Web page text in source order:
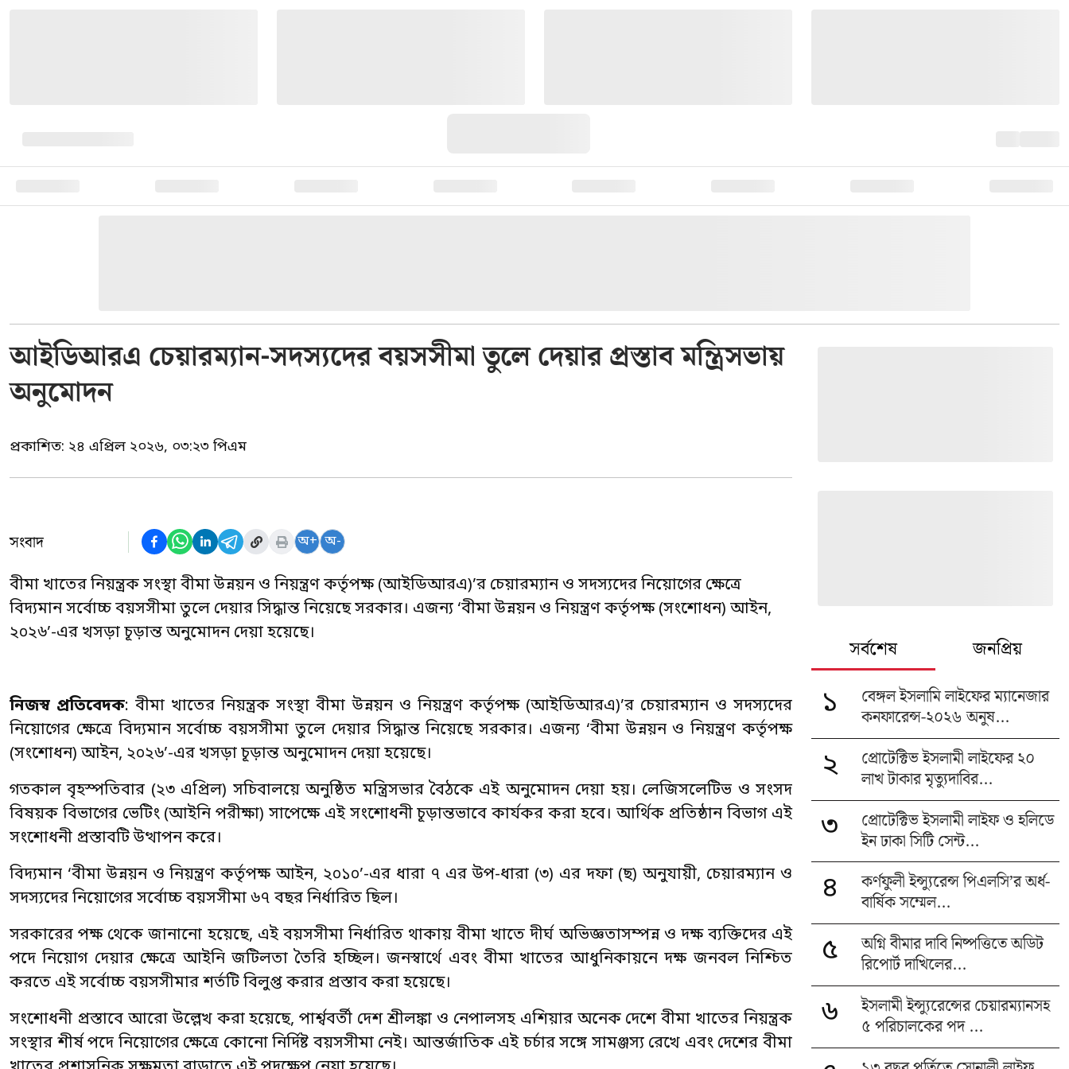
আইডিআরএ চেয়ারম্যান-সদস্যদের বয়সসীমা তুলে দেয়ার প্রস্তাব মন্ত্রিসভায়
অনুমোদন
প্রকাশিত: ২৪ এপ্রিল ২০২৬, ০৩:২৩ পিএম
সংবাদ অ+ অ-
বীমা খাতের নিয়ন্ত্রক সংস্থা বীমা উন্নয়ন ও নিয়ন্ত্রণ কর্তৃপক্ষ (আইডিআরএ)’র চেয়ারম্যান ও সদস্যদের নিয়োগের ক্ষেত্রে
বিদ্যমান সর্বোচ্চ বয়সসীমা তুলে দেয়ার সিদ্ধান্ত নিয়েছে সরকার। এজন্য ‘বীমা উন্নয়ন ও নিয়ন্ত্রণ কর্তৃপক্ষ (সংশোধন) আইন,
২০২৬’-এর খসড়া চূড়ান্ত অনুমোদন দেয়া হয়েছে।
নিজস্ব প্রতিবেদক: বীমা খাতের নিয়ন্ত্রক সংস্থা বীমা উন্নয়ন ও নিয়ন্ত্রণ কর্তৃপক্ষ (আইডিআরএ)’র চেয়ারম্যান ও সদস্যদের
নিয়োগের ক্ষেত্রে বিদ্যমান সর্বোচ্চ বয়সসীমা তুলে দেয়ার সিদ্ধান্ত নিয়েছে সরকার। এজন্য ‘বীমা উন্নয়ন ও নিয়ন্ত্রণ কর্তৃপক্ষ
(সংশোধন) আইন, ২০২৬’-এর খসড়া চূড়ান্ত অনুমোদন দেয়া হয়েছে।
গতকাল বৃহস্পতিবার (২৩ এপ্রিল) সচিবালয়ে অনুষ্ঠিত মন্ত্রিসভার বৈঠকে এই অনুমোদন দেয়া হয়। লেজিসলেটিভ ও সংসদ
বিষয়ক বিভাগের ভেটিং (আইনি পরীক্ষা) সাপেক্ষে এই সংশোধনী চূড়ান্তভাবে কার্যকর করা হবে। আর্থিক প্রতিষ্ঠান বিভাগ এই
সংশোধনী প্রস্তাবটি উত্থাপন করে।
বিদ্যমান ‘বীমা উন্নয়ন ও নিয়ন্ত্রণ কর্তৃপক্ষ আইন, ২০১০’-এর ধারা ৭ এর উপ-ধারা (৩) এর দফা (ছ) অনুযায়ী, চেয়ারম্যান ও
সদস্যদের নিয়োগের সর্বোচ্চ বয়সসীমা ৬৭ বছর নির্ধারিত ছিল।
সরকারের পক্ষ থেকে জানানো হয়েছে, এই বয়সসীমা নির্ধারিত থাকায় বীমা খাতে দীর্ঘ অভিজ্ঞতাসম্পন্ন ও দক্ষ ব্যক্তিদের এই
পদে নিয়োগ দেয়ার ক্ষেত্রে আইনি জটিলতা তৈরি হচ্ছিল। জনস্বার্থে এবং বীমা খাতের আধুনিকায়নে দক্ষ জনবল নিশ্চিত
করতে এই সর্বোচ্চ বয়সসীমার শর্তটি বিলুপ্ত করার প্রস্তাব করা হয়েছে।
সংশোধনী প্রস্তাবে আরো উল্লেখ করা হয়েছে, পার্শ্ববর্তী দেশ শ্রীলঙ্কা ও নেপালসহ এশিয়ার অনেক দেশে বীমা খাতের নিয়ন্ত্রক
সংস্থার শীর্ষ পদে নিয়োগের ক্ষেত্রে কোনো নির্দিষ্ট বয়সসীমা নেই। আন্তর্জাতিক এই চর্চার সঙ্গে সামঞ্জস্য রেখে এবং দেশের বীমা
সর্বশেষ জনপ্রিয়
১
বেঙ্গল ইসলামি লাইফের ম্যানেজার
কনফারেন্স-২০২৬ অনুষ...
২
প্রোটেক্টিভ ইসলামী লাইফের ২০
লাখ টাকার মৃত্যুদাবির...
৩
প্রোটেক্টিভ ইসলামী লাইফ ও হলিডে
ইন ঢাকা সিটি সেন্ট...
৪
কর্ণফুলী ইন্স্যুরেন্স পিএলসি’র অর্ধ-
বার্ষিক সম্মেল...
৫
অগ্নি বীমার দাবি নিষ্পত্তিতে অডিট
রিপোর্ট দাখিলের...
৬
ইসলামী ইন্স্যুরেন্সের চেয়ারম্যানসহ
৫ পরিচালকের পদ ...